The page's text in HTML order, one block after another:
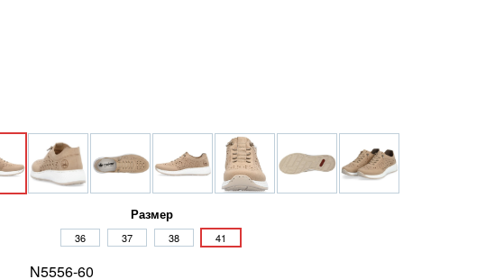
Размер
36 37 38 41
N5556-60